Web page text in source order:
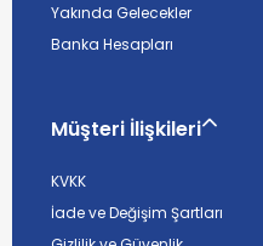
Yakında Gelecekler
Banka Hesapları
Müşteri İlişkileri
KVKK
İade ve Değişim Şartları